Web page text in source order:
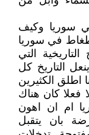
سوريا وكيف
في سوريا
التي
التاريخ كل
الكثيرين
فعلا كان هناك
ام ان اهون
بان يتقبل